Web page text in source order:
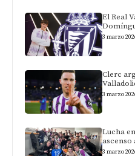
El Real
3 marzo
Clerc
3 marzo
Lucha
ascenso
3 marzo